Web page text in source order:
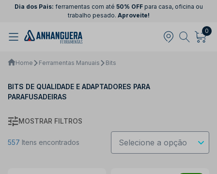
Dia dos Pais: ferramentas com até 50% OFFpara casa, oficina ou
trabalho pesado. Aproveite!
0
Home Ferramentas Manuais Bits
BITS DE QUALIDADE E ADAPTADORES PARA
PARAFUSADEIRAS
MOSTRAR FILTROS
557 Itens encontrados